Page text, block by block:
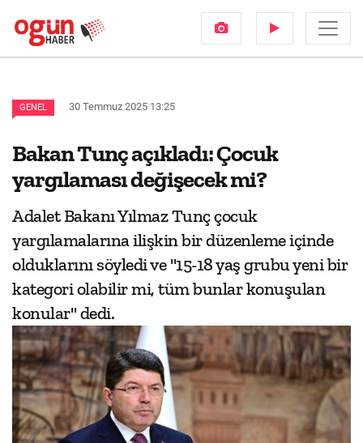
GENEL 30 Temmuz 2025 13:25
Bakan Tunç açıkladı: Çocuk
yargılaması değişecek mi?
Adalet Bakanı Yılmaz Tunç çocuk
yargılamalarına ilişkin bir düzenleme içinde
olduklarını söyledi ve "15-18 yaş grubu yeni bir
kategori olabilir mi, tüm bunlar konuşulan
konular" dedi.